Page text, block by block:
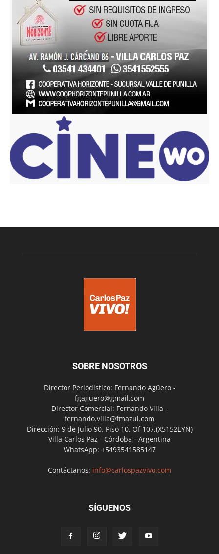
SOBRE NOSOTROS
Director Periodístico: Fernando Agüero -
fgaguero@gmail.com
Director Comercial: Fernando Villa -
fernando.villa@fmazul.com
Dirección: 9 de Julio 90. Piso 10. Of 107.(X5152EYN)
Villa Carlos Paz - Córdoba - Argentina
WhatsApp: +5493541585147
Contáctanos: info@carlospazvivo.com
SÍGUENOS